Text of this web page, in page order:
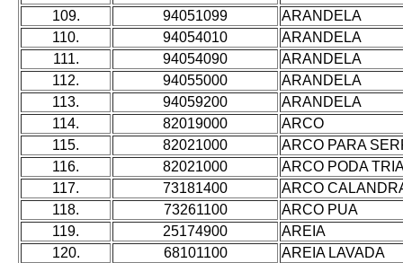
109.
94051099
ARANDELA
110.
94054010
ARANDELA
111.
94054090
ARANDELA
112.
94055000
ARANDELA
113.
94059200
ARANDELA
114.
82019000
ARCO
115.
82021000
ARCO PARA
116.
82021000
ARCO PODA
117.
73181400
ARCO
118.
73261100
ARCO PUA
119.
25174900
AREIA
120.
68101100
AREIA LAVADA